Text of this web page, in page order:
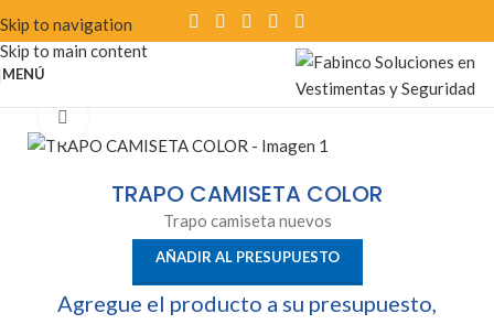
Skip to navigation
Skip to main content
MENÚ
TRAPO CAMISETA COLOR
Trapo camiseta nuevos
AÑADIR AL PRESUPUESTO
Agregue el producto a su presupuesto,